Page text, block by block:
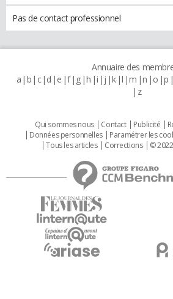
Pas de contact professionnel
Annuaire des
a b c d e f g h i j k l m n o p
z
Qui sommes nous Contact Publicité
Données personnelles
Paramétrer les
Tous les articles
Corrections ©